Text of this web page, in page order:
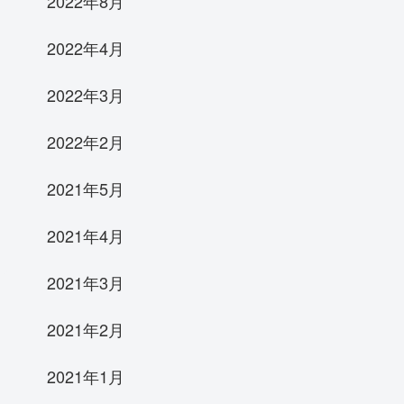
2022年4月
2022年3月
2022年2月
2021年5月
2021年4月
2021年3月
2021年2月
2021年1月